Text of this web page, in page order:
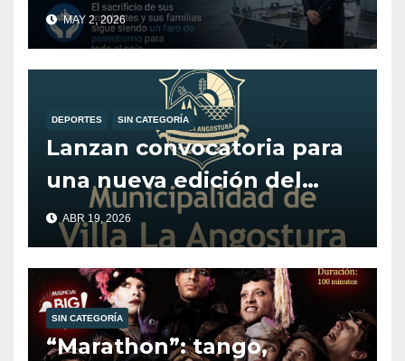
CRUCERO ARA GENERAL
BELGRANO
MAY 2, 2026
DEPORTES SIN CATEGORÍA
Lanzan convocatoria para
una nueva edición del
programa Alentando el
Deporte.
ABR 19, 2026
SIN CATEGORÍA
“Marathon”: tango,